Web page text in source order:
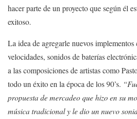
hacer parte de un proyecto que según él
exitoso.
La idea de agregarle nuevos
velocidades, sonidos de baterías
a las composiciones de artistas como
todo un éxito en la época de los 90’s.
propuesta de mercadeo que hizo en su
música tradicional y le dio un nuevo